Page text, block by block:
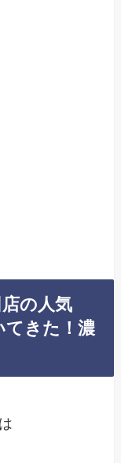
の人気
きた！濃